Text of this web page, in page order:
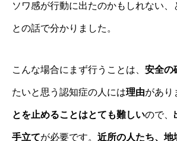
ソワ感が行動に出たのかもしれない
との話で分かりました。
こんな場合にまず行うことは、 安全の
たいと思う認知症の人には理由があり
とを止めることはとても難しいので、
手立てが必要です。 近所の人たち、地